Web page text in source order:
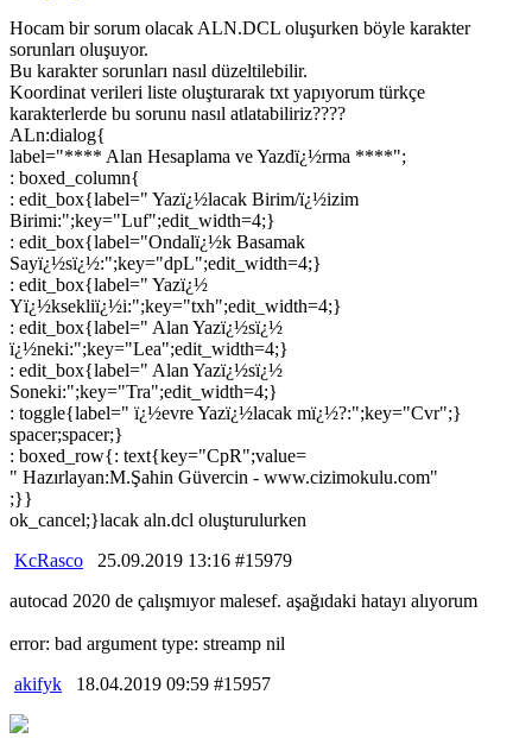
Hocam bir sorum olacak ALN.DCL oluşurken böyle karakter
sorunları oluşuyor.
Bu karakter sorunları nasıl düzeltilebilir.
Koordinat verileri liste oluşturarak txt yapıyorum türkçe
karakterlerde bu sorunu nasıl atlatabiliriz????
ALn:dialog{
label="**** Alan Hesaplama ve Yazdï¿½rma ****";
: boxed_column{
: edit_box{label=" Yazï¿½lacak Birim/ï¿½izim
Birimi:";key="Luf";edit_width=4;}
: edit_box{label="Ondalï¿½k Basamak
Sayï¿½sï¿½:";key="dpL";edit_width=4;}
: edit_box{label=" Yazï¿½
Yï¿½ksekliï¿½i:";key="txh";edit_width=4;}
: edit_box{label=" Alan Yazï¿½sï¿½
ï¿½neki:";key="Lea";edit_width=4;}
: edit_box{label=" Alan Yazï¿½sï¿½
Soneki:";key="Tra";edit_width=4;}
: toggle{label=" ï¿½evre Yazï¿½lacak mï¿½?:";key="Cvr";}
spacer;spacer;}
: boxed_row{: text{key="CpR";value=
" Hazırlayan:M.Şahin Güvercin - www.cizimokulu.com"
;}}
ok_cancel;}lacak aln.dcl oluşturulurken
KcRasco 25.09.2019 13:16 #15979
autocad 2020 de çalışmıyor malesef. aşağıdaki hatayı alıyorum
error: bad argument type: streamp nil
akifyk 18.04.2019 09:59 #15957